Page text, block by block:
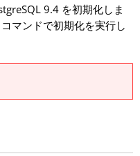
9.4 を初期化しま
コマンドで初期化を実行し